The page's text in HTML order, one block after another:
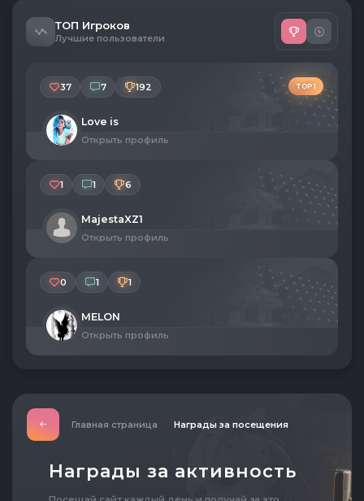
Главная страница Награды за посещения
Награды за активность
ТОП Игроков
Лучшие пользователи
TOP 1
Love is
Открыть профиль
37 7 192
MajestaXZ1
Открыть профиль
1 1 6
MELON
Открыть профиль
0 1 1